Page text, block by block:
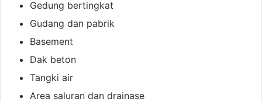
Gedung bertingkat
Gudang dan pabrik
Basement
Dak beton
Tangki air
Area saluran dan drainase